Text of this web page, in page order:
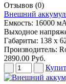
Отзывов (0)
Внешний
Емкость: 16000
Выходное
Габариты: 138 х
Производитель:
2890.00 Руб.